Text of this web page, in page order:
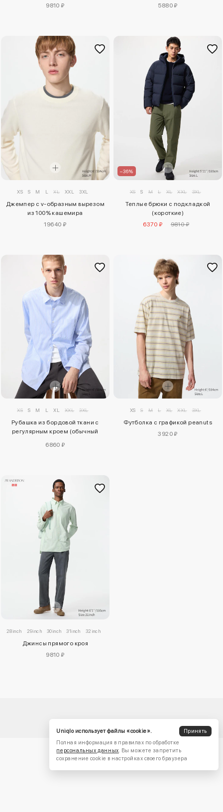
9810 ₽ 5880 ₽
XS S M L XL XXL 3XL
Джемпер с v-образным вырезом
из 100% кашемира
19640 ₽
–36%
XS S M L XL XXL 3XL
Теплые брюки с подкладкой
(короткие)
6370 ₽
9810 ₽
XS S M L XL XXL 3XL
Рубашка из бордовой ткани с
регулярным кроем (обычный
6860 ₽
XS S M L XL XXL 3XL
Футболка с графикой peanuts
3920 ₽
28inch 29inch 30inch 31inch 32inch
Джинсы прямого кроя
9810 ₽
Uniqlo использует файлы «cookie».
Принять
Полная информация в правилах по обработке
персональных данных. Вы можете запретить
сохранение cookie в настройках своего браузера